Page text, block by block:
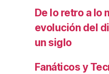
De lo retro a lo
evolución del
un siglo
Fanáticos y